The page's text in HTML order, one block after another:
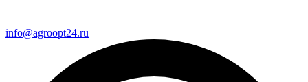
info@agroopt24.ru